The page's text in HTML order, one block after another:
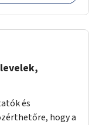
és
hogy a